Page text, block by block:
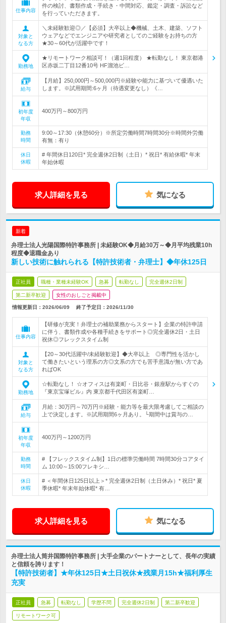
仕事内容
件の検討、書類作成・手続き・中間対応、鑑定・調査・訴訟など
を行っていただきます。
対象と
なる方
＼未経験歓迎◎／【必須】大卒以上◆機械、土木、建築、ソフト
ウェアなどでエンジニアや研究者としてのご経験をお持ちの方
★30～60代が活躍中です！
勤務地
★リモートワーク相談可！（週1回程度） ★転勤なし！ 東京都港
区赤坂二丁目12番10号 HF溜池ビ…
給与
【月給】250,000円～500,000円※経験や能力に基づいて優遇いた
します。※試用期間:6ヶ月（待遇変更なし）《…
初年度
年収
400万円～800万円
勤務
時間
9:00～17:30（休憩60分）※所定労働時間7時間30分※時間外労働
有無：有り
休日
休暇
# 年間休日120日* 完全週休2日制（土日）* 祝日* 有給休暇* 年末
年始休暇
求人詳細を見る 気になる
新着
弁理士法人光陽国際特許事務所 | 未経験OK◆月給30万～◆月平均残業10h
程度◆退職金あり
新しい技術に触れられる【特許技術者・弁理士】◆年休125日
正社員 職種・業種未経験OK 急募 転勤なし 完全週休2日制
第二新卒歓迎 女性のおしごと掲載中
情報更新日：2026/06/09 終了予定日： 2026/11/30
仕事内容
【研修が充実！弁理士の補助業務からスタート】企業の特許申請
に伴う、書類作成や各種手続きをサポート◎完全週休2日・土日
祝休◎フレックスタイム制
対象と
なる方
【20～30代活躍中/未経験歓迎】◆大卒以上 ◎専門性を活かし
て働きたいという理系の方◎文系の方でも苦手意識が無い方であ
ればOK
勤務地
☆転勤なし！ ☆オフィスは有楽町・日比谷・銀座駅からすぐの
『東京宝塚ビル』内 東京都千代田区有楽町…
給与
月給：30万円～70万円※経験・能力等を最大限考慮してご相談の
上で決定します。※試用期間6ヶ月あり。└期間中は賞与の…
初年度
年収
400万円～1200万円
勤務
時間
# 【フレックスタイム制】1日の標準労働時間 7時間30分コアタイ
ム 10:00～15:00フレキシ…
休日
休暇
# ＜年間休日125日以上＞* 完全週休2日制（土日休み）* 祝日* 夏
季休暇* 年末年始休暇* 有…
求人詳細を見る 気になる
弁理士法人筒井国際特許事務所 | 大手企業のパートナーとして、長年の実績
と信頼を誇ります！
【特許技術者】★年休125日★土日祝休★残業月15h★福利厚生
充実
正社員 急募 転勤なし 学歴不問 完全週休2日制 第二新卒歓迎
リモートワーク可